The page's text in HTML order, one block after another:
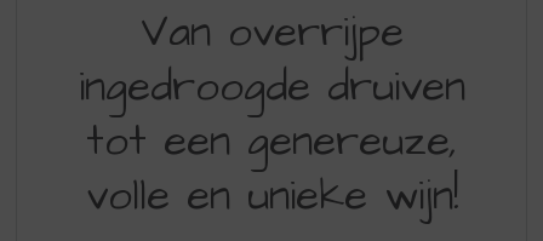
OVERRIJPE
INGEDROOGDE
DRUIVEN
TOT
EEN
Van overrijpe
ingedroogde druiven
tot een genereuze,
volle en unieke wijn!